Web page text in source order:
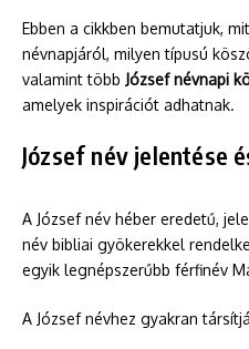
Ebben a cikkben bemutatjuk,
névnapjáról, milyen típusú
valamint több József névnapi
amelyek inspirációt adhatnak.
József név jelentése
A József név héber eredetű,
név bibliai gyökerekkel
egyik legnépszerűbb férfinév
A József névhez gyakran